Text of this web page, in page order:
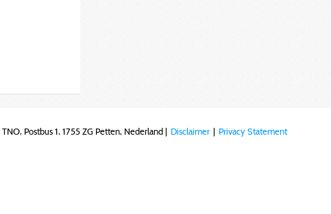
Postbus 1, 1755 ZG Petten, Nederland | Disclaimer | Privacy Statement